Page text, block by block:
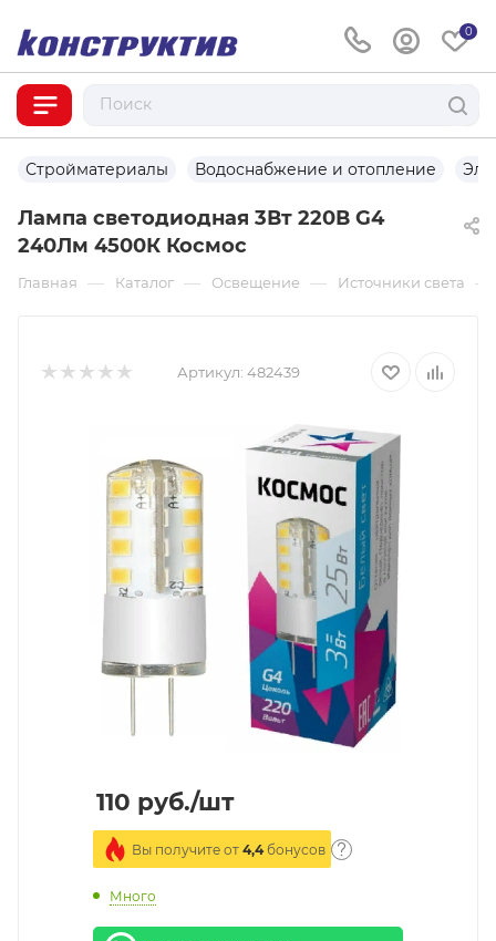
0
Стройматериалы Водоснабжение и отопление
Лампа светодиодная 3Вт 220В G4
240Лм 4500К Космос
Главная — Каталог — Освещение — Источники света —
Артикул: 482439
110 руб./шт
Вы получите от 4,4бонусов
Много